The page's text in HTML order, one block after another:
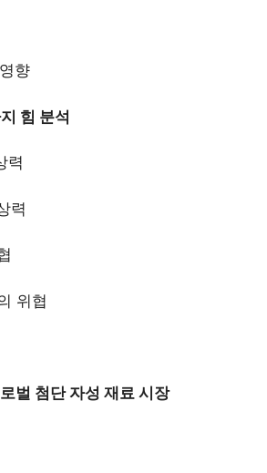
향
힘 분석
력
력
위협
벌 첨단 자성 재료 시장